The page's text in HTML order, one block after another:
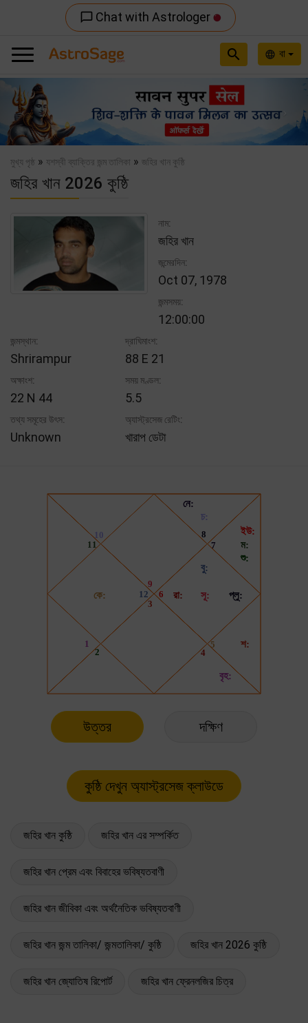
chat_bubble_outline Chat with Astrologer
language বা
search
Previous
মুখ্য পৃষ্ঠ » যশস্বী ব্যাক্তির জন্ম তালিকা » জহির খান কুষ্ঠি
জহির খান 2026 কুষ্ঠি
নাম:
জহির খান
জন্মেরদিন:
Oct 07, 1978
জন্মসময়:
12:00:00
জন্মস্থান:
Shrirampur
দ্রাঘিমাংশ:
88 E 21
অক্ষাংশ:
22 N 44
সময় মণ্ডল:
5.5
তথ্য সমূহের উৎস:
Unknown
অ্যাস্ট্রসেজ রেটিং:
খারাপ ডেটা
উত্তর দক্ষিণ
জহির খান কুষ্ঠি জহির খান এর সম্পর্কিত
জহির খান প্রেম এবং বিবাহের ভবিষ্যতবাণী
জহির খান জীবিকা এবং অর্থনৈতিক ভবিষ্যতবাণী
জহির খান জন্ম তালিকা/ জন্মতালিকা/ কুষ্ঠি জহির খান 2026 কুষ্ঠি
জহির খান জ্যোতিষ রিপোর্ট জহির খান ফ্রেনলজির চিত্র